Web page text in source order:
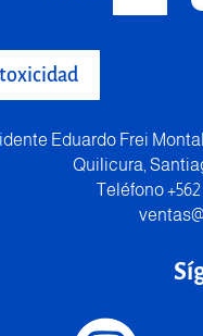
Eduardo Frei
Quilicura,
Teléfono +562